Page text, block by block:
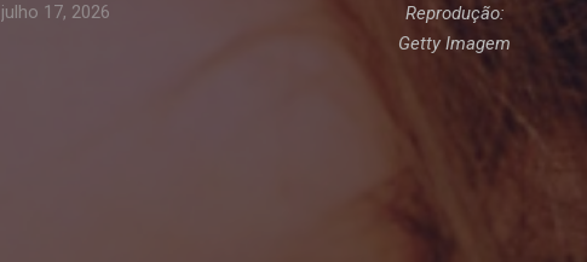
julho 17, 2026
Reprodução:
Getty Imagem